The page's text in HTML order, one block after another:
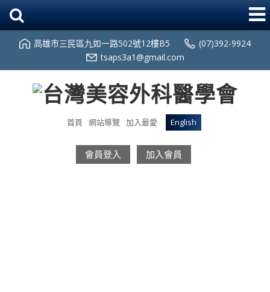
高雄市三民區九如一路502號12樓B5
(07)392-9924
tsaps3a1@gmail.com
首頁 網站導覽 加入最愛 English
會員登入 加入會員